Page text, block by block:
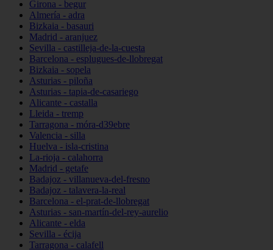
Girona - begur
Almería - adra
Bizkaia - basauri
Madrid - aranjuez
Sevilla - castilleja-de-la-cuesta
Barcelona - esplugues-de-llobregat
Bizkaia - sopela
Asturias - piloña
Asturias - tapia-de-casariego
Alicante - castalla
Lleida - tremp
Tarragona - móra-d39ebre
Valencia - silla
Huelva - isla-cristina
La-rioja - calahorra
Madrid - getafe
Badajoz - villanueva-del-fresno
Badajoz - talavera-la-real
Barcelona - el-prat-de-llobregat
Asturias - san-martín-del-rey-aurelio
Alicante - elda
Sevilla - écija
Tarragona - calafell